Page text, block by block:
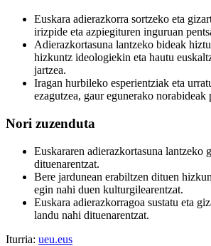
Euskara adierazkorra sortzeko eta
irizpide eta azpiegituren inguruan
Adierazkortasuna lantzeko bideak
hizkuntz ideologiekin eta hautu
jartzea.
Iragan hurbileko esperientziak eta
ezagutzea, gaur egunerako norabideak
Nori zuzenduta
Euskararen adierazkortasuna lantzeko
dituenarentzat.
Bere jardunean erabiltzen dituen
egin nahi duen kulturgilearentzat.
Euskara adierazkorragoa sustatu eta
landu nahi dituenarentzat.
Iturria: ueu.eus